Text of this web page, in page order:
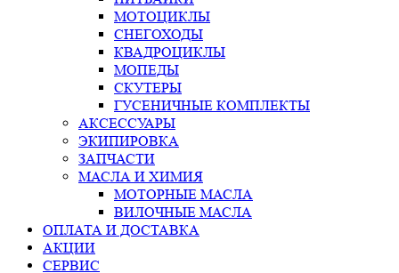
МОТОЦИКЛЫ
СНЕГОХОДЫ
КВАДРОЦИКЛЫ
МОПЕДЫ
СКУТЕРЫ
ГУСЕНИЧНЫЕ КОМПЛЕКТЫ
АКСЕССУАРЫ
ЭКИПИРОВКА
ЗАПЧАСТИ
МАСЛА И ХИМИЯ
МОТОРНЫЕ МАСЛА
ВИЛОЧНЫЕ МАСЛА
ОПЛАТА И ДОСТАВКА
АКЦИИ
СЕРВИС